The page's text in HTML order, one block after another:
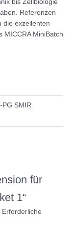
bis Zellbiologie
Referenzen
die exzellenten
MICCRA MiniBatch
PG SMIR
für
1“
Erforderliche